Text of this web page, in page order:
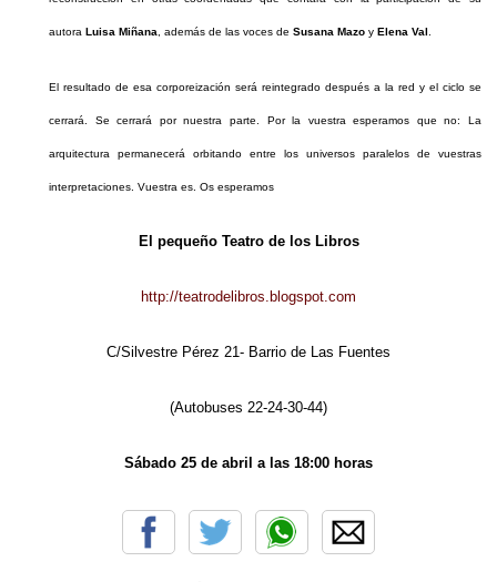
autora Luisa Miñana , además de las voces de Susana Mazo y Elena Val
El resultado de esa corporeización será reintegrado después a la red y el ciclo se
cerrará. Se cerrará por nuestra parte. Por la vuestra esperamos que no: La
arquitectura permanecerá orbitando entre los universos paralelos de vuestras
interpretaciones. Vuestra es. Os esperamos
El pequeño Teatro de los Libros
http://teatrodelibros.blogspot.com
C/Silvestre Pérez 21- Barrio de Las Fuentes
(Autobuses 22-24-30-44)
Sábado 25 de abril a las 18:00 horas